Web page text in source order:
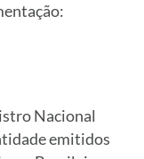
Nacional
emitidos